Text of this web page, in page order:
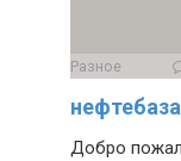
Разное
Добро